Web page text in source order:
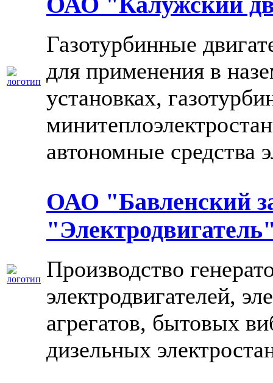
Газотурбинные
для применения в
установках,
автономные средства
ОАО "Бавленский
Производство
электродвигателей,
агрегатов, бытовых
дизельных